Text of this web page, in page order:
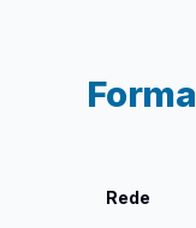
Rede